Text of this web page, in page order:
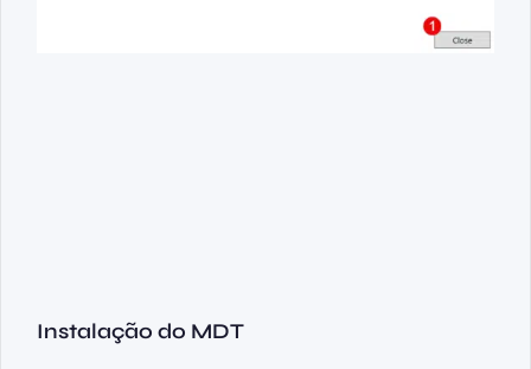
Instalação do MDT